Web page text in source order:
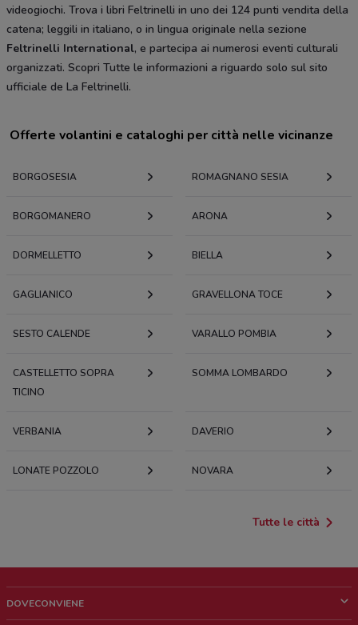
videogiochi. Trova i libri Feltrinelli in uno dei 124 punti vendita della
catena; leggili in italiano, o in lingua originale nella sezione
Feltrinelli International, e partecipa ai numerosi eventi culturali
organizzati. Scopri Tutte le informazioni a riguardo solo sul sito
ufficiale de La Feltrinelli.
Offerte volantini e cataloghi per città nelle vicinanze
BORGOSESIA ROMAGNANO SESIA
BORGOMANERO ARONA
DORMELLETTO BIELLA
GAGLIANICO GRAVELLONA TOCE
SESTO CALENDE VARALLO POMBIA
CASTELLETTO SOPRA
TICINO
SOMMA LOMBARDO
VERBANIA DAVERIO
LONATE POZZOLO NOVARA
Tutte le città
DOVECONVIENE